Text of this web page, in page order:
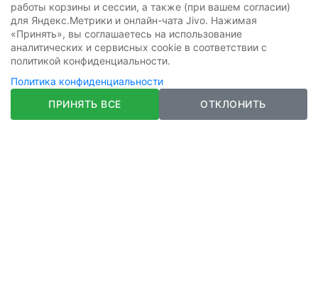
Товары: устройства защиты от импульсных перенапряжений
и ограничители импульсных перенапряжений, устройства
безопасного отключения, разрядники, варисторы,
аксессуары и сменные запасные части, модульное
коммутационное оборудование.
Политика конфиденциальности
Пользовательское соглашение
работы корзины и сессии, а также (при вашем согласии)
для Яндекс.Метрики и онлайн-чата Jivo. Нажимая
«Принять», вы соглашаетесь на использование
аналитических и сервисных cookie в соответствии с
политикой конфиденциальности.
Политика конфиденциальности
ПРИНЯТЬ ВСЕ
ОТКЛОНИТЬ